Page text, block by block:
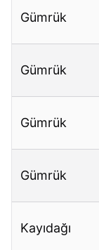
Gümrük
Gümrük
Gümrük
Gümrük
Kayıdağı